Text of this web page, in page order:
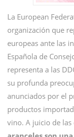
La European
organización que
europeas ante las
Española de
representa a las
su profunda
anunciados por el
productos
vino. A juicio de